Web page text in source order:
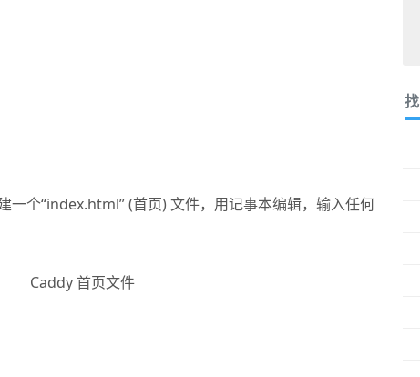
一个“index.html” (首页) 文件，用记事本编辑，输入任何